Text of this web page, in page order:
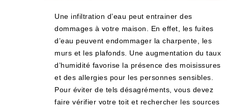
Une infiltration d’eau peut entrainer des
dommages à votre maison. En effet, les fuites
d’eau peuvent endommager la charpente, les
murs et les plafonds. Une augmentation du taux
d’humidité favorise la présence des moisissures
et des allergies pour les personnes sensibles.
Pour éviter de tels désagréments, vous devez
faire vérifier votre toit et rechercher les sources